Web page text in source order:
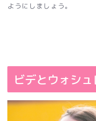
ようにしましょう。
ビデとウォシ